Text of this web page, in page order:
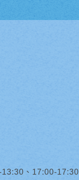
13:30、17:00-17:30